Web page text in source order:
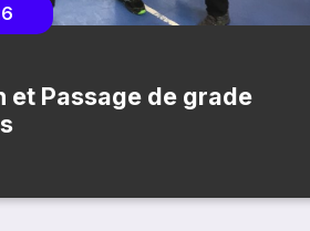
et Passage de grade